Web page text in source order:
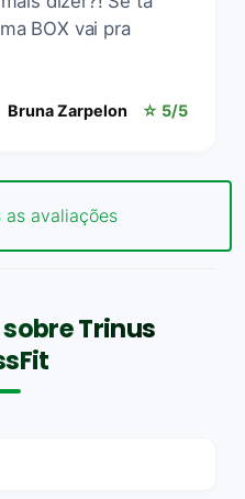
BOX vai pra
Bruna Zarpelon ☆ 5/5
as avaliações
Trinus